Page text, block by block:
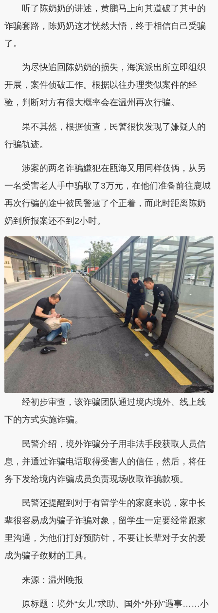
听了陈奶奶的讲述，黄鹏马上向其道破了其中的
诈骗套路，陈奶奶这才恍然大悟，终于相信自己受骗
了。
为尽快追回陈奶奶的损失，海滨派出所立即组织
开展，案件侦破工作。根据以往办理类似案件的经
验，判断对方有很大概率会在温州再次行骗。
果不其然，根据侦查，民警很快发现了嫌疑人的
行骗轨迹。
涉案的两名诈骗嫌犯在瓯海又用同样伎俩，从另
一名受害老人手中骗取了3万元，在他们准备前往鹿城
再次行骗的途中被民警逮了个正着，而此时距离陈奶
奶到所报案还不到2小时。
经初步审查，该诈骗团队通过境内境外、线上线
下的方式实施诈骗。
民警介绍，境外诈骗分子用非法手段获取人员信
息，并通过诈骗电话取得受害人的信任，然后，将任
务下发给境内诈骗成员负责现场收取诈骗款项。
民警还提醒到对于有留学生的家庭来说，家中长
辈很容易成为骗子诈骗对象，留学生一定要经常跟家
里沟通，为他们打好预防针，不要让长辈对子女的爱
成为骗子敛财的工具。
来源：温州晚报
原标题：境外“女儿”求助、国外“外孙”遇事……小